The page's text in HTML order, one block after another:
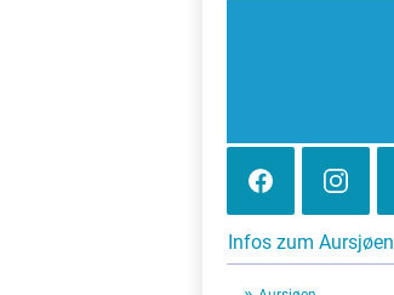
Infos zum Aursjøen